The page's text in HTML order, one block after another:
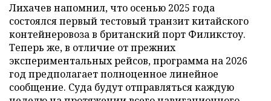
Лихачев напомнил, что осенью 2025 года
состоялся первый тестовый транзит китайского
контейнеровоза в британский порт Филикстоу.
Теперь же, в отличие от прежних
экспериментальных рейсов, программа на 2026
год предполагает полноценное линейное
сообщение. Суда будут отправляться каждую